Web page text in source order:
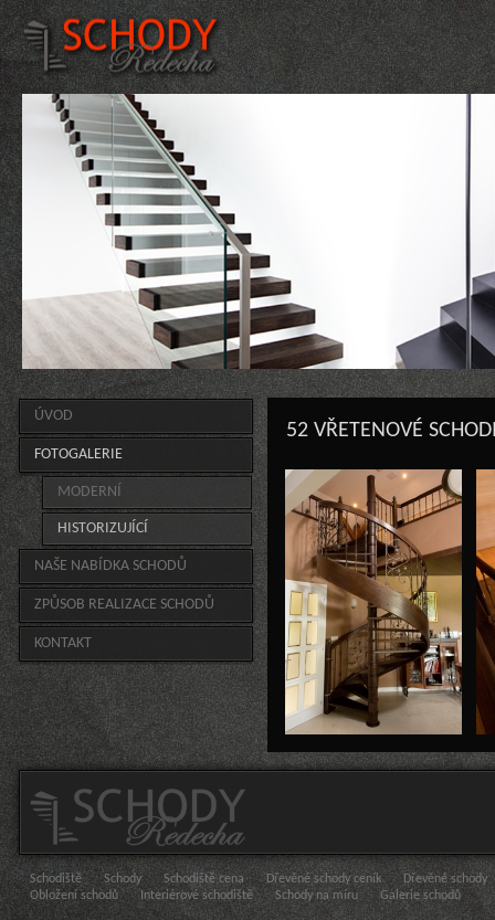
ÚVOD
FOTOGALERIE
MODERNÍ
HISTORIZUJÍCÍ
NAŠE NABÍDKA SCHODŮ
ZPŮSOB REALIZACE SCHODŮ
KONTAKT
52 VŘETENOVÉ
Schodiště Schody Schodiště cena Dřevěné schody ceník
Dřevěné schody
Obložení schodů
Interiérové schodiště Schody na míru Galerie schodů